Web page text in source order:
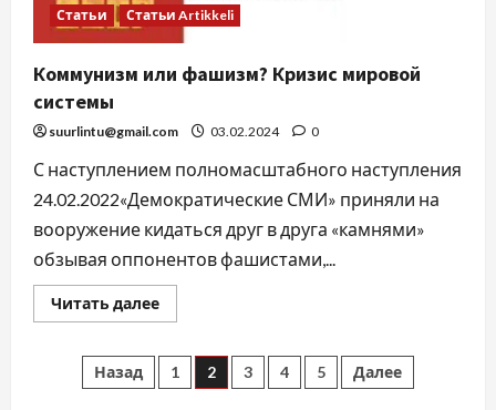
Статьи Статьи Artikkeli
Коммунизм или фашизм? Кризис мировой
системы
suurlintu@gmail.com 03.02.2024 0
С наступлением полномасштабного наступления
24.02.2022«Демократические СМИ» приняли на
вооружение кидаться друг в друга «камнями»
обзывая оппонентов фашистами,...
Читать далее
Назад 1 2 3 4 5 Далее